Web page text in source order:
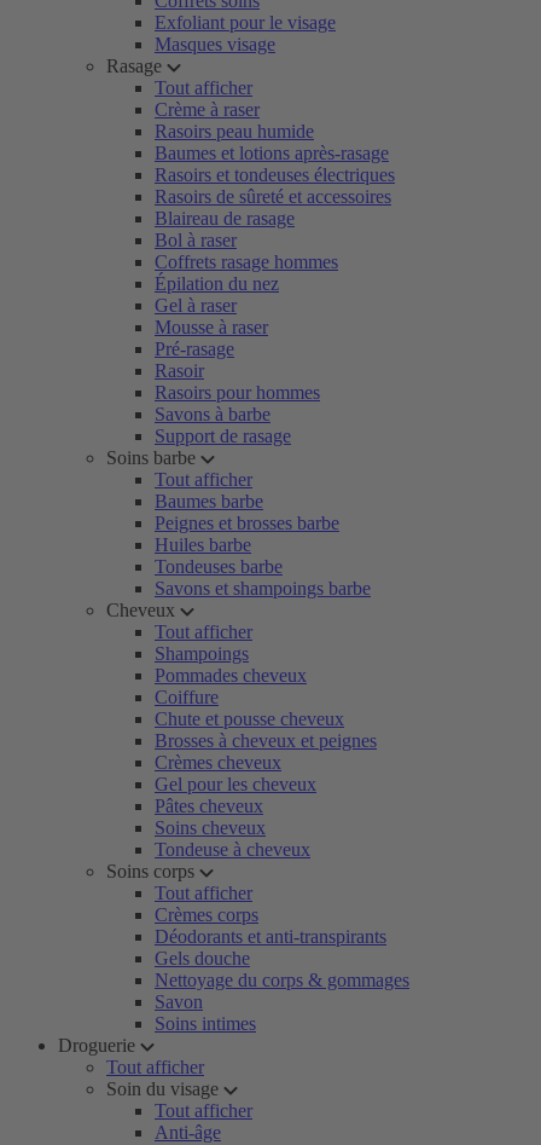
Exfoliant pour le visage
Masques visage
Rasage
Tout afficher
Crème à raser
Rasoirs peau humide
Baumes et lotions après-rasage
Rasoirs et tondeuses électriques
Rasoirs de sûreté et accessoires
Blaireau de rasage
Bol à raser
Coffrets rasage hommes
Épilation du nez
Gel à raser
Mousse à raser
Pré-rasage
Rasoir
Rasoirs pour hommes
Savons à barbe
Support de rasage
Soins barbe
Tout afficher
Baumes barbe
Peignes et brosses barbe
Huiles barbe
Tondeuses barbe
Savons et shampoings barbe
Cheveux
Tout afficher
Shampoings
Pommades cheveux
Coiffure
Chute et pousse cheveux
Brosses à cheveux et peignes
Crèmes cheveux
Gel pour les cheveux
Pâtes cheveux
Soins cheveux
Tondeuse à cheveux
Soins corps
Tout afficher
Crèmes corps
Déodorants et anti-transpirants
Gels douche
Nettoyage du corps & gommages
Savon
Soins intimes
Droguerie
Tout afficher
Soin du visage
Tout afficher
Anti-âge